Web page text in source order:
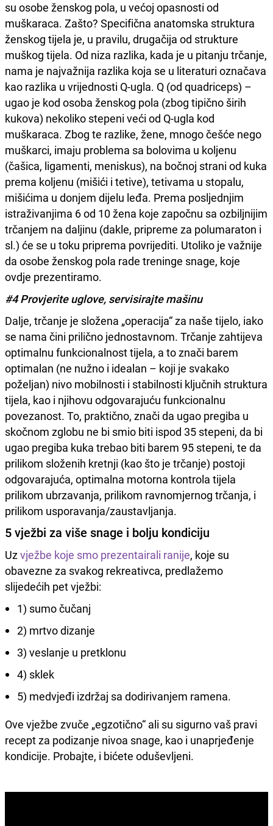
su osobe ženskog pola, u većoj opasnosti od
muškaraca. Zašto? Specifična anatomska struktura
ženskog tijela je, u pravilu, drugačija od strukture
muškog tijela. Od niza razlika, kada je u pitanju trčanje,
nama je najvažnija razlika koja se u literaturi označava
kao razlika u vrijednosti Q-ugla. Q (od quadriceps) –
ugao je kod osoba ženskog pola (zbog tipično širih
kukova) nekoliko stepeni veći od Q-ugla kod
muškaraca. Zbog te razlike, žene, mnogo češće nego
muškarci, imaju problema sa bolovima u koljenu
(čašica, ligamenti, meniskus), na bočnoj strani od kuka
prema koljenu (mišići i tetive), tetivama u stopalu,
mišićima u donjem dijelu leđa. Prema posljednjim
istraživanjima 6 od 10 žena koje započnu sa ozbiljnijim
trčanjem na daljinu (dakle, pripreme za polumaraton i
sl.) će se u toku priprema povrijediti. Utoliko je važnije
da osobe ženskog pola rade treninge snage, koje
ovdje prezentiramo.
#4 Provjerite uglove, servisirajte mašinu
Dalje, trčanje je složena „operacija“ za naše tijelo, iako
se nama čini prilično jednostavnom. Trčanje zahtijeva
optimalnu funkcionalnost tijela, a to znači barem
optimalan (ne nužno i idealan – koji je svakako
poželjan) nivo mobilnosti i stabilnosti ključnih struktura
tijela, kao i njihovu odgovarajuću funkcionalnu
povezanost. To, praktično, znači da ugao pregiba u
skočnom zglobu ne bi smio biti ispod 35 stepeni, da bi
ugao pregiba kuka trebao biti barem 95 stepeni, te da
prilikom složenih kretnji (kao što je trčanje) postoji
odgovarajuća, optimalna motorna kontrola tijela
prilikom ubrzavanja, prilikom ravnomjernog trčanja, i
prilikom usporavanja/zaustavljanja.
5 vježbi za više snage i bolju kondiciju
Uzvježbe koje smo prezentairali ranije, koje su
obavezne za svakog rekreativca, predlažemo
slijedećih pet vježbi:
1) sumo čučanj
2) mrtvo dizanje
3) veslanje u pretklonu
4) sklek
5) medvjeđi izdržaj sa dodirivanjem ramena.
Ove vježbe zvuče „egzotično“ ali su sigurno vaš pravi
recept za podizanje nivoa snage, kao i unaprjeđenje
kondicije. Probajte, i bićete oduševljeni.